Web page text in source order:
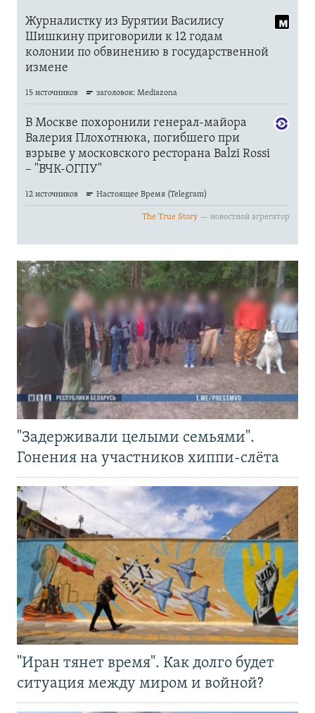
"Задерживали целыми семьями".
Гонения на участников хиппи-слёта
"Иран тянет время". Как долго будет
ситуация между миром и войной?